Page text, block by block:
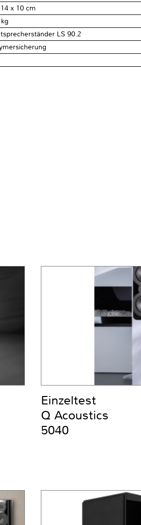
x 10 cm
LS 90.2
Einzeltest
Q Acoustics
5040